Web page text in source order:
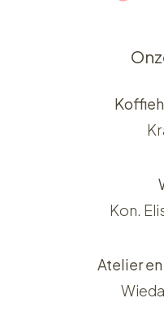
Kon.
Atelier